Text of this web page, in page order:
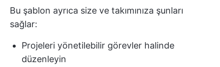
Bu şablon ayrıca size ve takımınıza şunları
sağlar:
Projeleri yönetilebilir görevler halinde
düzenleyin